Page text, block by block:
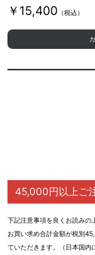
￥15,400 （税込）
45,000円以上ご
下記注意事項を良くお読みの
お買い求め合計金額が税別
ていただきます。（日本国内